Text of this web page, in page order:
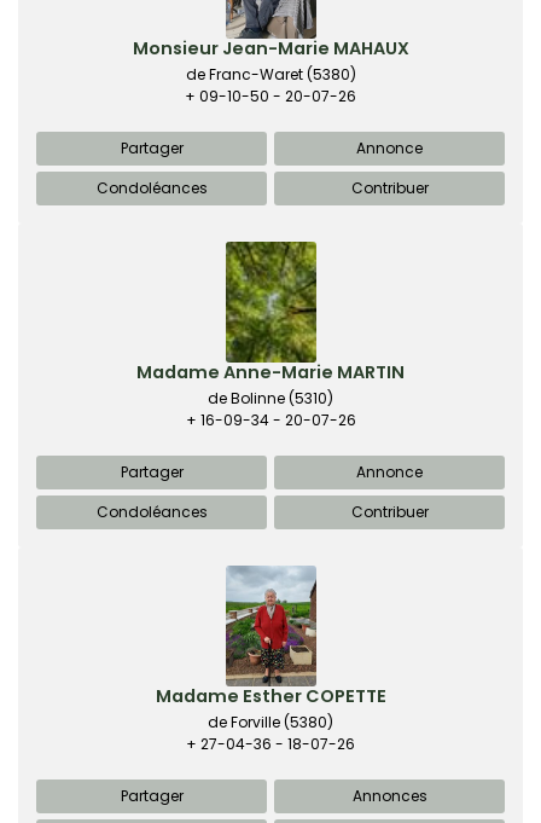
Monsieur Jean-Marie MAHAUX
de Franc-Waret(5380)
+ 09-10-50 - 20-07-26
Partager
Annonce
Condoléances
Contribuer
Madame Anne-Marie MARTIN
de Bolinne(5310)
+ 16-09-34 - 20-07-26
Partager
Annonce
Condoléances
Contribuer
Madame Esther COPETTE
de Forville(5380)
+ 27-04-36 - 18-07-26
Partager
Annonces